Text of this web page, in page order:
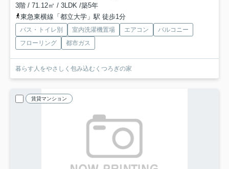
3階 / 71.12㎡ / 3LDK /築5年
東急東横線「都立大学」駅 徒歩1分
バス・トイレ別 室内洗濯機置場 エアコン
バルコニー
フローリング
都市ガス
暮らす人をやさしく包み込むくつろぎの家
賃貸マンション